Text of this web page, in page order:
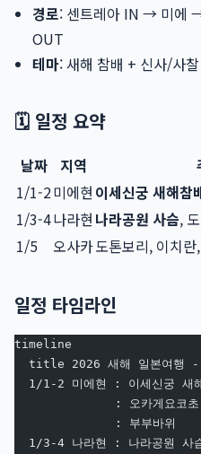
경로: 센트레아 IN → 미에
OUT
테마: 새해 참배 + 신사/사
🗓️ 일정 요약
날짜 지역
1/1-2미에현 이세신궁 새해참
1/3-4나라현 나라공원 사슴,
1/5
오사카도톤보리, 이치란,
일정 타임라인
timeline
title 2026 새해 일본여행 -
1/1-2 미에현 : 이세신궁 새
              : 오카게요코초
              : 부부바위
1/3-4 나라현 : 나라공원 사